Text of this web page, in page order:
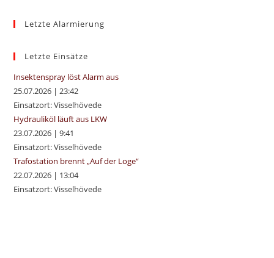
Letzte Alarmierung
Letzte Einsätze
Insektenspray löst Alarm aus
25.07.2026 |23:42
Einsatzort: Visselhövede
Hydrauliköl läuft aus LKW
23.07.2026 |9:41
Einsatzort: Visselhövede
Trafostation brennt „Auf der Loge“
22.07.2026 | 13:04
Einsatzort: Visselhövede